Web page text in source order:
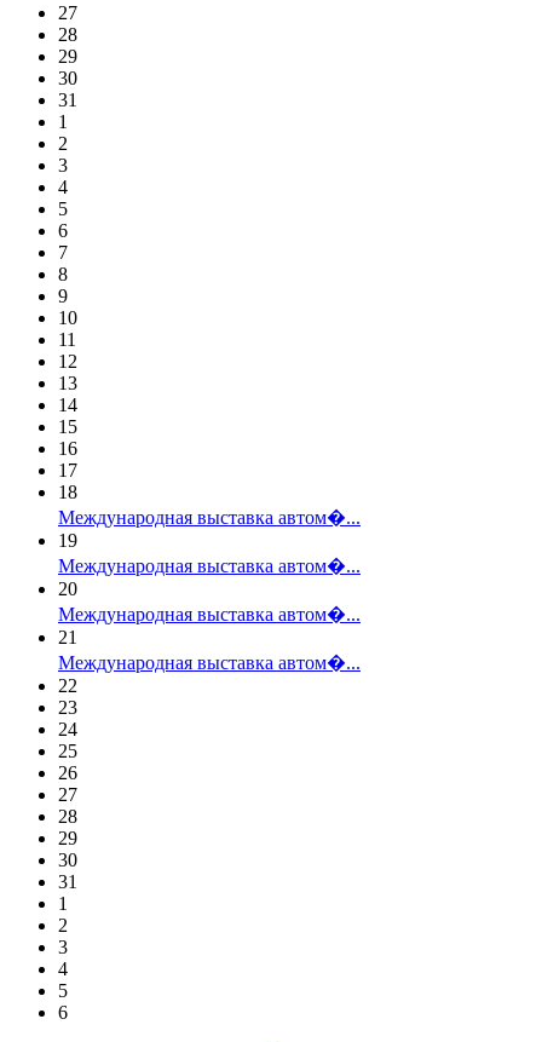
27
28
29
30
31
1
2
3
4
5
6
7
8
9
10
11
12
13
14
15
16
17
18
Международная выставка автом�...
19
Международная выставка автом�...
20
Международная выставка автом�...
21
Международная выставка автом�...
22
23
24
25
26
27
28
29
30
31
1
2
3
4
5
6